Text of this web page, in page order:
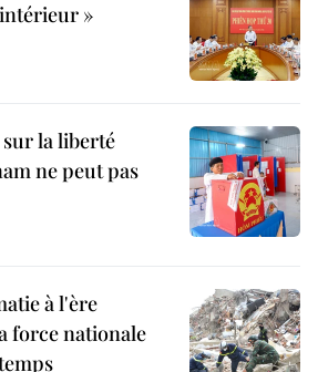
»
la liberté
ne peut pas
à l'ère
force nationale